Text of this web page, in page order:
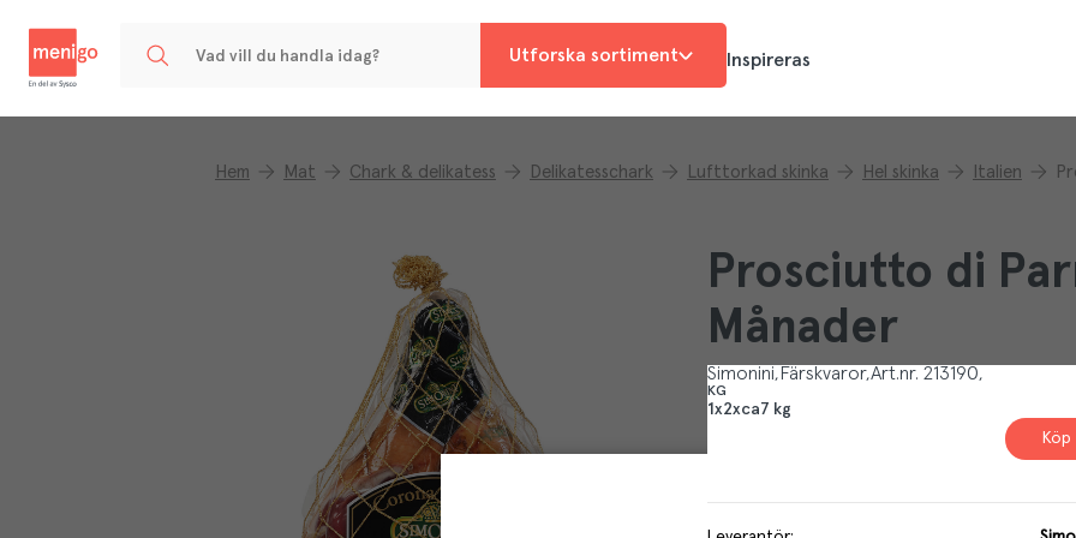
Utforska sortiment Inspireras
Hem Mat Chark & delikatess Delikatesschark Lufttorkad skinka Hel skinka Italien
Prosciutto di
Månader
Simonini Färskvaror Art.nr. 213190
KG
1x2xca7 kg
Köp